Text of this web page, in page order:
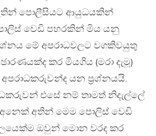
දෑතින් පොලීසියට ආයුධයකින්
වෙඩි පහරකින් මිය යනු
මේ අපරාධවලට වගකිවයුතු
කර මියගිය (මරා දැමූ)
යන ප්‍රශ්නයයි.
එසේ නම් තාමත් නිදැල්ලේ
අතින් මෙම පොලිස් වෙඩි
ඔවුන් මොන වරද කර